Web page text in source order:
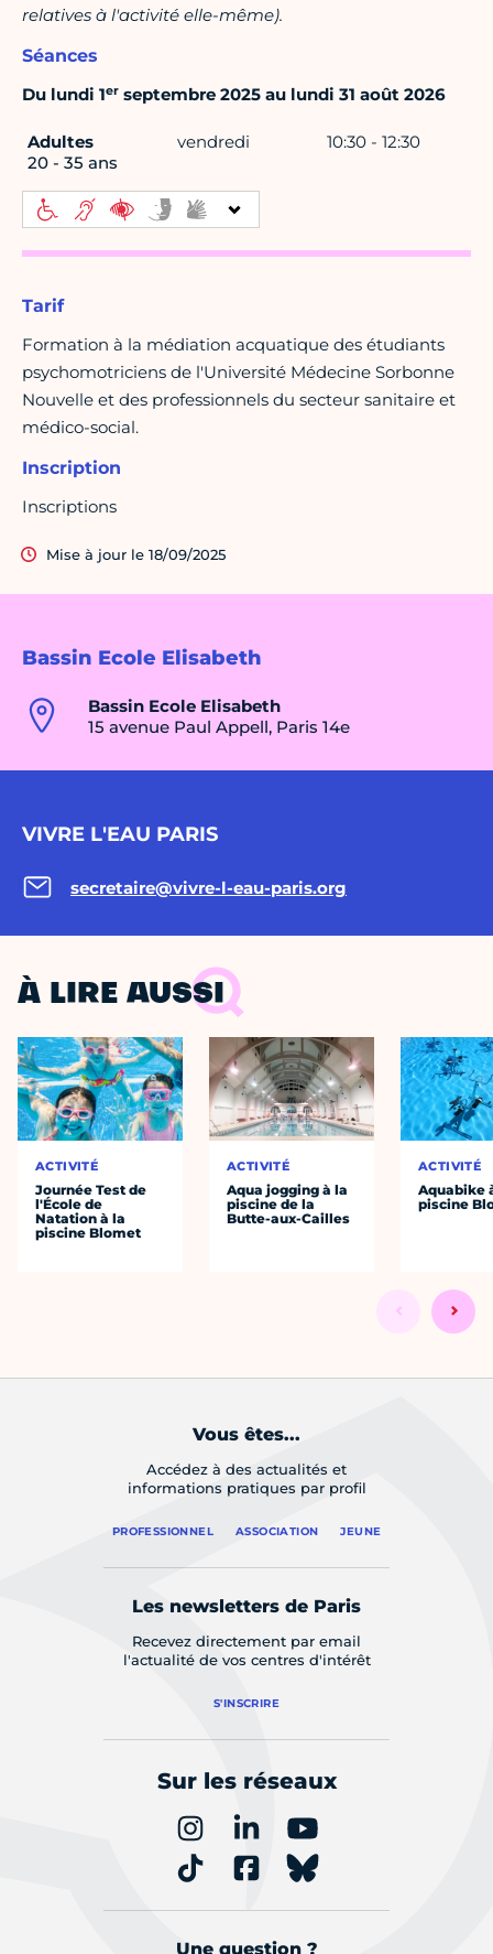
Bassin Ecole Elisabeth
Bassin Ecole Elisabeth
15 avenue Paul Appell, Paris 14e
VIVRE L'EAU PARIS
secretaire@vivre-l-eau-paris.org
relatives à l'activité elle-même).
Séances
Du lundi 1er septembre 2025 au lundi 31 août 2026
Adultes
20 - 35 ans
vendredi 10:30 - 12:30
Tarif
Formation à la médiation acquatique des étudiants
psychomotriciens de l'Université Médecine Sorbonne
Nouvelle et des professionnels du secteur sanitaire et
médico-social.
Inscription
Inscriptions
Mise à jour le 18/09/2025
À LIRE AUSSI
ACTIVITÉ
Journée Test de
l'École de
Natation à la
piscine Blomet
ACTIVITÉ
Aqua jogging à la
piscine de la
Butte-aux-Cailles
ACTIVITÉ
Aquabike
piscine
Vous êtes...
Accédez à des actualités et
informations pratiques par profil
PROFESSIONNEL ASSOCIATION JEUNE
Les newsletters de Paris
Recevez directement par email
l'actualité de vos centres d'intérêt
S'INSCRIRE
Sur les réseaux
Une question ?